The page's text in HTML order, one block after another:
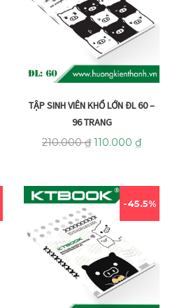
TẬP SINH VIÊN KHỔ LỚN ĐL 60 –
96 TRANG
210.000₫ 110.000 ₫
45.5%